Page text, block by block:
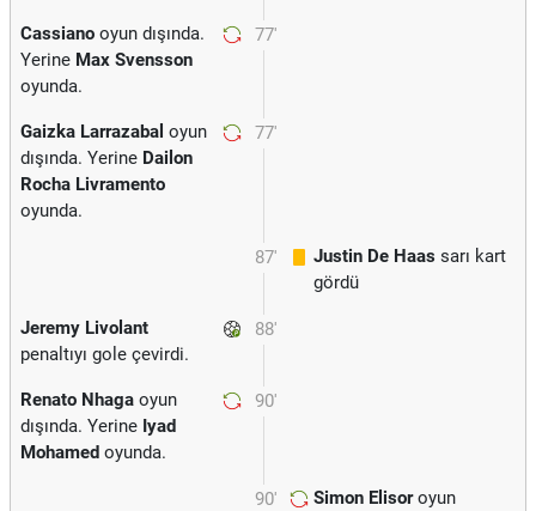
77'
Cassiano oyun dışında.
Yerine Max Svensson
oyunda.
77'
Gaizka Larrazabal oyun
dışında. Yerine Dailon
Rocha Livramento
oyunda.
87' Justin De Haas sarı kart
gördü
88'
Jeremy Livolant
penaltıyı gole çevirdi.
90'
Renato Nhaga oyun
dışında. Yerine Iyad
Mohamed oyunda.
90' Simon Elisoroyun